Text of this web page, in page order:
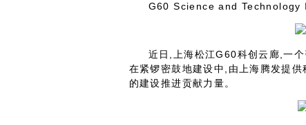
G60 Science and
近日,上海松江G60科创云廊,一
在紧锣密鼓地建设中,由上海腾发提
的建设推进贡献力量。